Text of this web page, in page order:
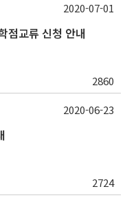
점교류 신청 안내
2860
2020-07-01
2724
2020-06-23